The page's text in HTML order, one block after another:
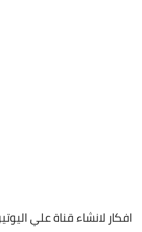
افكار لانشاء قناة علي